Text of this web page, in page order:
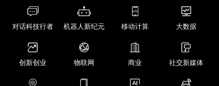
对话科技行者 机器人新纪元 移动计算 大数据
创新创业 物联网 商业 社交新媒体